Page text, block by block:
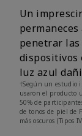
Un
penetrar las
dispositivos
luz azul
†Según un estudio
usaron el producto
50% de
de tonos de piel de
más oscuros (Tipos